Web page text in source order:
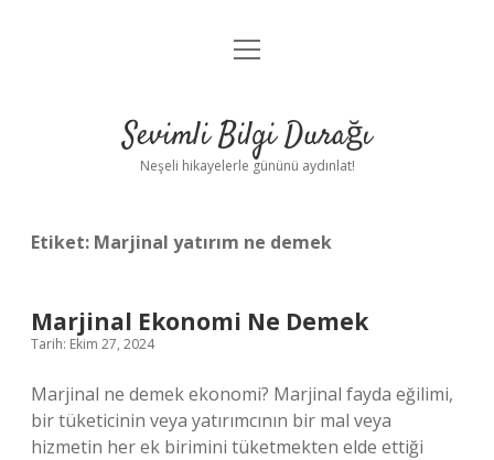
Anasayfa
Yasal Uyarı
menüyü
Sevimli Bilgi Durağı
Neşeli hikayelerle gününü aydınlat!
Etiket: Marjinal yatırım ne demek
Marjinal Ekonomi Ne Demek
Tarih: Ekim 27, 2024
Marjinal ne demek ekonomi? Marjinal fayda eğilimi,
bir tüketicinin veya yatırımcının bir mal veya
hizmetin her ek birimini tüketmekten elde ettiği